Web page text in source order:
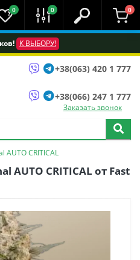
К ВЫБОРУ!
0 0 0
+38(063) 420 1 777
+38(066) 247 1 777
Заказать звонок
AUTO CRITICAL
AUTO CRITICAL от Fast